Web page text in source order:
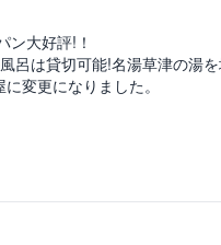
ン大好評!！
呂は貸切可能!名湯草津の湯
変更になりました。